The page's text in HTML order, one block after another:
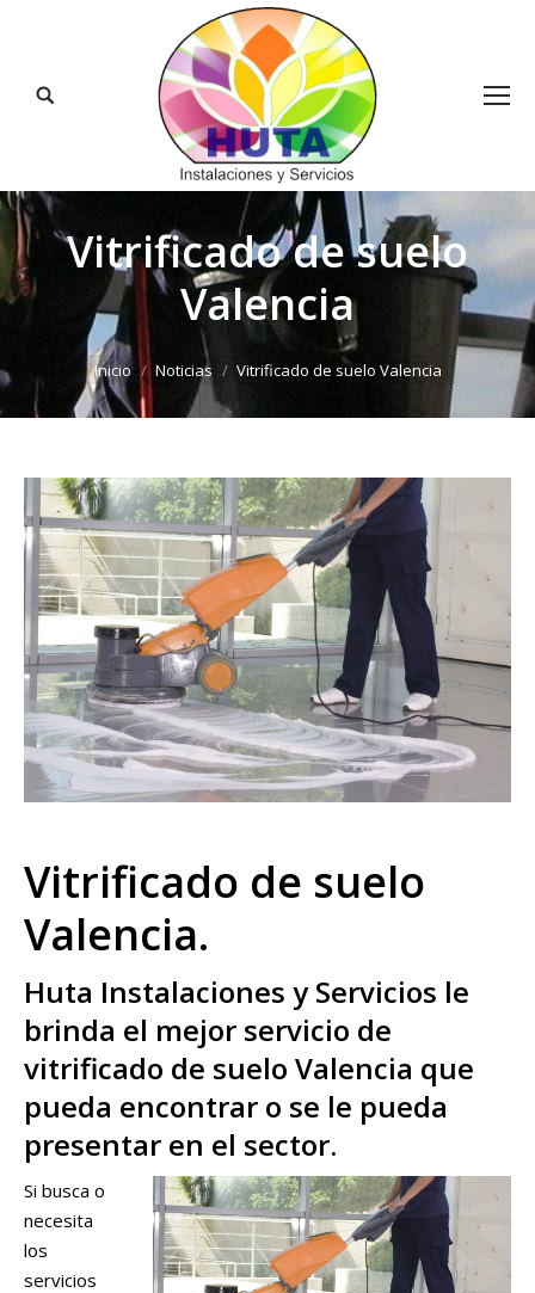
Buscar:
Vitrificado de suelo
Valencia
Estás aquí:
Inicio Noticias Vitrificado de suelo Valencia
Vitrificado de suelo
Valencia.
Huta Instalaciones y Servicios le
brinda el mejor servicio de
vitrificado de suelo Valencia que
pueda encontrar o se le pueda
presentar en el sector.
Si busca o
necesita
los
servicios